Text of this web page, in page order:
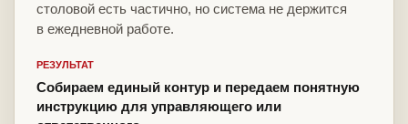
столовой есть частично, но система не держится
в ежедневной работе.
РЕЗУЛЬТАТ
Собираем единый контур и передаем понятную
инструкцию для управляющего или